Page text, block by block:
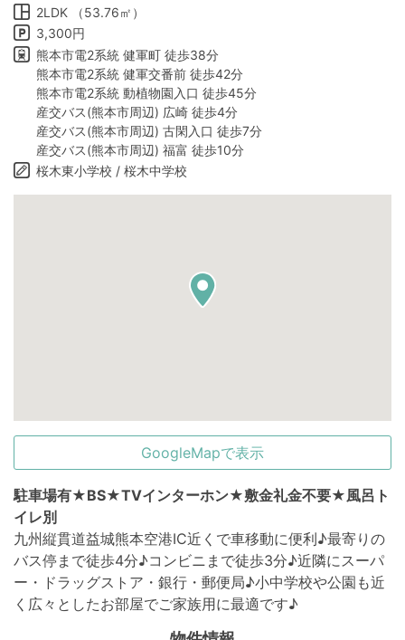
2LDK （53.76㎡）
3,300円
熊本市電2系統 健軍町 徒歩38分
熊本市電2系統 健軍交番前 徒歩42分
熊本市電2系統 動植物園入口 徒歩45分
産交バス(熊本市周辺) 広崎 徒歩4分
産交バス(熊本市周辺) 古閑入口 徒歩7分
産交バス(熊本市周辺) 福富 徒歩10分
桜木東小学校 / 桜木中学校
GoogleMapで表示
駐車場有★BS★TVインターホン★敷金礼金不要★風呂ト
イレ別
九州縦貫道益城熊本空港IC近くで車移動に便利♪最寄りの
バス停まで徒歩4分♪コンビニまで徒歩3分♪近隣にスーパ
ー・ドラッグストア・銀行・郵便局♪小中学校や公園も近
く広々としたお部屋でご家族用に最適です♪